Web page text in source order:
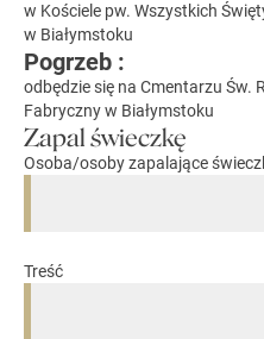
w Kościele pw. Wszystkich
w Białymstoku
Pogrzeb :
odbędzie się na Cmentarzu Św.
Fabryczny w Białymstoku
Zapal świeczkę
Osoba/osoby zapalające
Treść